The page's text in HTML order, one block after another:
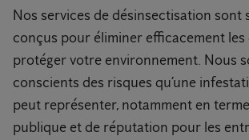
Nos services de désinsectisation sont
conçus pour éliminer efficacement
protéger votre environnement. Nous
conscients des risques qu’une
peut représenter, notamment en
publique et de réputation pour les